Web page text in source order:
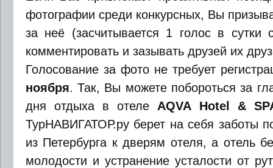
фотографии среди конкурсных, Вы
за неё (засчитывается 1 голос в сутки
комментировать и зазывать друзей их
Голосование за фото не требует
ноября. Так, Вы можете побороться за
дня отдыха в отеле AQVA Hotel &
ТурНАВИГАТОР.ру берет на себя заботы
из Петербурга к дверям отеля, а отель
молодости и устранение усталости от